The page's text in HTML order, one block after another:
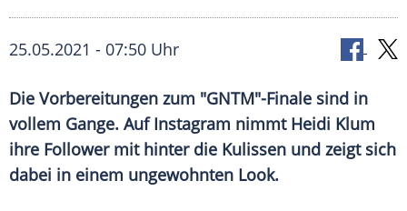
25.05.2021 - 07:50 Uhr
Die Vorbereitungen zum "GNTM"-Finale sind in
vollem Gange. AufInstagram nimmt Heidi Klum
ihre Follower mit hinter die Kulissen und zeigt sich
dabei in einem ungewohnten Look.